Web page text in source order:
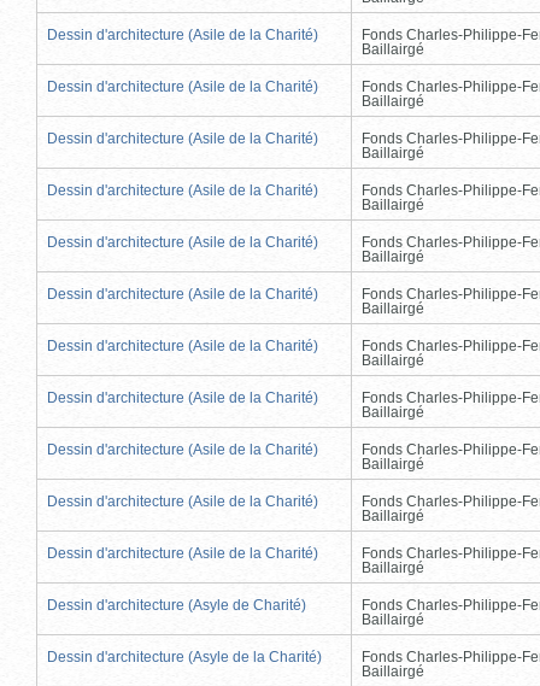
Dessin d'architecture (Asile de la Charité)
Fonds Charles-Philippe-
Baillairgé
Dessin d'architecture (Asile de la Charité)
Fonds Charles-Philippe-
Baillairgé
Dessin d'architecture (Asile de la Charité)
Fonds Charles-Philippe-
Baillairgé
Dessin d'architecture (Asile de la Charité)
Fonds Charles-Philippe-
Baillairgé
Dessin d'architecture (Asile de la Charité)
Fonds Charles-Philippe-
Baillairgé
Dessin d'architecture (Asile de la Charité)
Fonds Charles-Philippe-
Baillairgé
Dessin d'architecture (Asile de la Charité)
Fonds Charles-Philippe-
Baillairgé
Dessin d'architecture (Asile de la Charité)
Fonds Charles-Philippe-
Baillairgé
Dessin d'architecture (Asile de la Charité)
Fonds Charles-Philippe-
Baillairgé
Dessin d'architecture (Asile de la Charité)
Fonds Charles-Philippe-
Baillairgé
Dessin d'architecture (Asile de la Charité)
Fonds Charles-Philippe-
Baillairgé
Dessin d'architecture (Asyle de Charité)
Fonds Charles-Philippe-
Baillairgé
Dessin d'architecture (Asyle de la Charité)
Fonds Charles-Philippe-
Baillairgé